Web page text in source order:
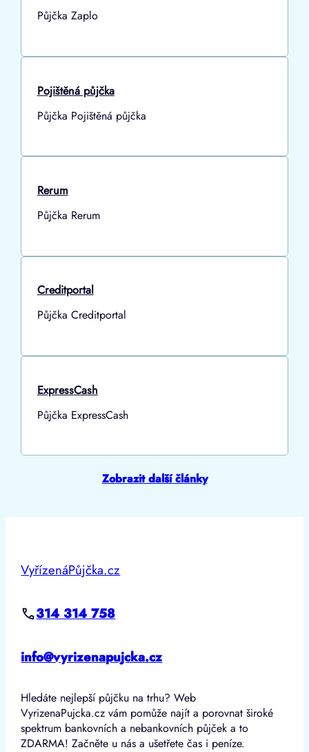
Půjčka Zaplo
Pojištěná půjčka
Půjčka Pojištěná půjčka
Rerum
Půjčka Rerum
Creditportal
Půjčka Creditportal
ExpressCash
Půjčka ExpressCash
Zobrazit další články
VyřízenáPůjčka.cz
314 314 758
info@vyrizenapujcka.cz
Hledáte nejlepší půjčku na trhu? Web
VyrizenaPujcka.cz vám pomůže najít a porovnat široké
spektrum bankovních a nebankovních půjček a to
ZDARMA! Začněte u nás a ušetřete čas i peníze.